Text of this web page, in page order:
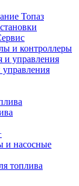
Топаз
и контроллеры
и насосные
топлива